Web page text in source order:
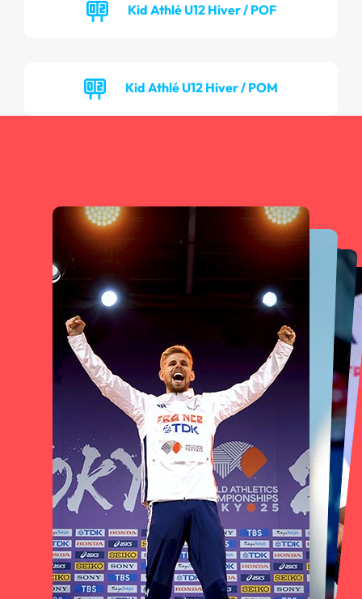
Kid Athlé U12 Hiver / POF
Kid Athlé U12 Hiver / POM